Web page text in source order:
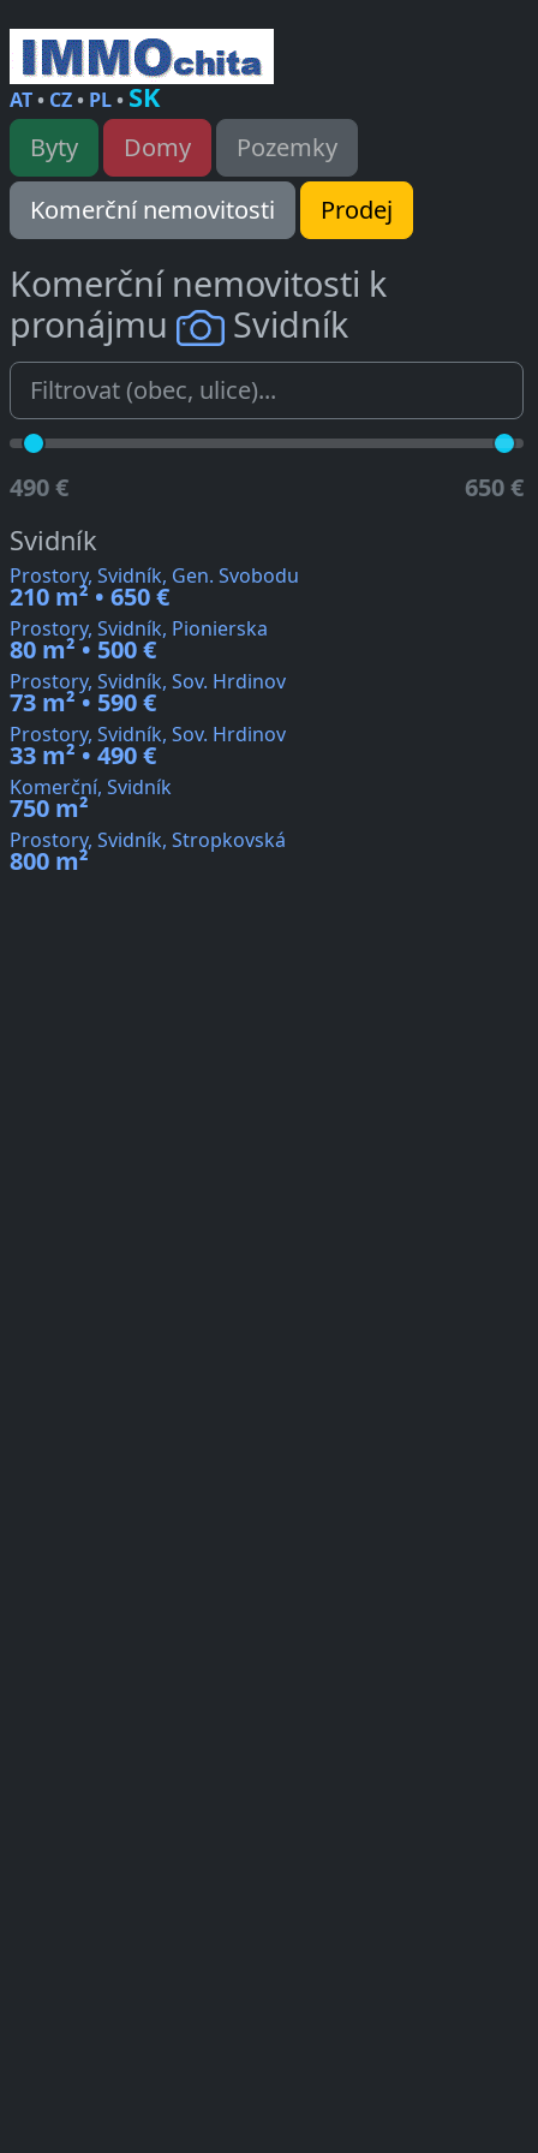
AT• CZ• PL• SK
Byty Domy
Pozemky
Komerční nemovitosti
Prodej
Komerční nemovitosti k
pronájmu
Svidník
490 € 650 €
Svidník
Prostory, Svidník, Gen. Svobodu
210 m² • 650 €
Prostory, Svidník, Pionierska
80 m² • 500 €
Prostory, Svidník, Sov. Hrdinov
73 m² • 590 €
Prostory, Svidník, Sov. Hrdinov
33 m² • 490 €
Komerční, Svidník
750 m²
Prostory, Svidník, Stropkovská
800 m²